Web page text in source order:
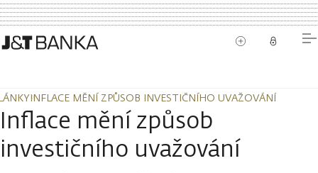
INFLACE MĚNÍ ZPŮSOB INVESTIČNÍHO UVAŽOVÁNÍ
INFLACE MĚNÍ ZPŮSOB INVESTIČNÍHO UVAŽOVÁNÍ
Inflace mění způsob
investičního uvažování